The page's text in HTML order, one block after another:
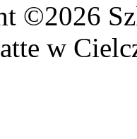
©2026
w